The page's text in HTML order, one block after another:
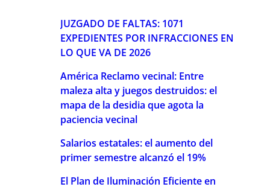
JUZGADO DE FALTAS: 1071
EXPEDIENTES POR INFRACCIONES EN
LO QUE VA DE 2026
América Reclamo vecinal: Entre
maleza alta y juegos destruidos: el
mapa de la desidia que agota la
paciencia vecinal
Salarios estatales: el aumento del
primer semestre alcanzó el 19%
El Plan de Iluminación Eficiente en